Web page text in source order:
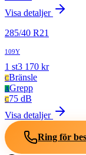
Visa detaljer
285/40 R21
109Y
1 st3 170 kr
CBränsle
AGrepp
C75 dB
Visa detaljer
Ring för